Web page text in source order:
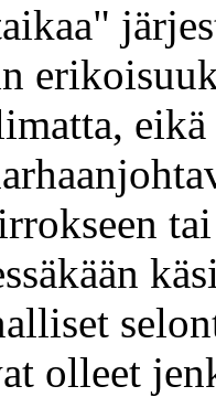
eikä
olleet